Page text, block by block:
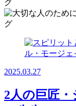
2025.03.27
2人の巨匠